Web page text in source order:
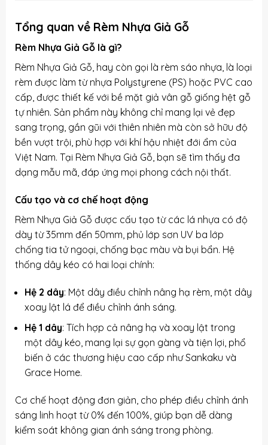
Tổng quan về Rèm Nhựa Giả Gỗ
Rèm Nhựa Giả Gỗ là gì?
Rèm Nhựa Giả Gỗ, hay còn gọi là rèm sáo nhựa, là loại
rèm được làm từ nhựa Polystyrene (PS) hoặc PVC cao
cấp, được thiết kế với bề mặt giả vân gỗ giống hệt gỗ
tự nhiên. Sản phẩm này không chỉ mang lại vẻ đẹp
sang trọng, gần gũi với thiên nhiên mà còn sở hữu độ
bền vượt trội, phù hợp với khí hậu nhiệt đới ẩm của
Việt Nam. Tại Rèm Nhựa Giả Gỗ, bạn sẽ tìm thấy đa
dạng mẫu mã, đáp ứng mọi phong cách nội thất.
Cấu tạo và cơ chế hoạt động
Rèm Nhựa Giả Gỗ được cấu tạo từ các lá nhựa có độ
dày từ 35mm đến 50mm, phủ lớp sơn UV ba lớp
chống tia tử ngoại, chống bạc màu và bụi bẩn. Hệ
thống dây kéo có hai loại chính:
Hệ 2 dây: Một dây điều chỉnh nâng hạ rèm, một dây
xoay lật lá để điều chỉnh ánh sáng.
Hệ 1 dây: Tích hợp cả nâng hạ và xoay lật trong
một dây kéo, mang lại sự gọn gàng và tiện lợi, phổ
biến ở các thương hiệu cao cấp như Sankaku và
Grace Home.
Cơ chế hoạt động đơn giản, cho phép điều chỉnh ánh
sáng linh hoạt từ 0% đến 100%, giúp bạn dễ dàng
kiểm soát không gian ánh sáng trong phòng.